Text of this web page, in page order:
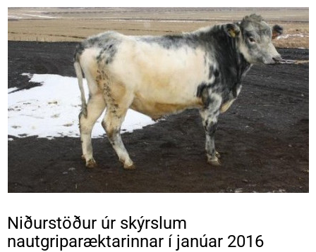
Niðurstöður úr skýrslum
nautgriparæktarinnar í janúar 2016